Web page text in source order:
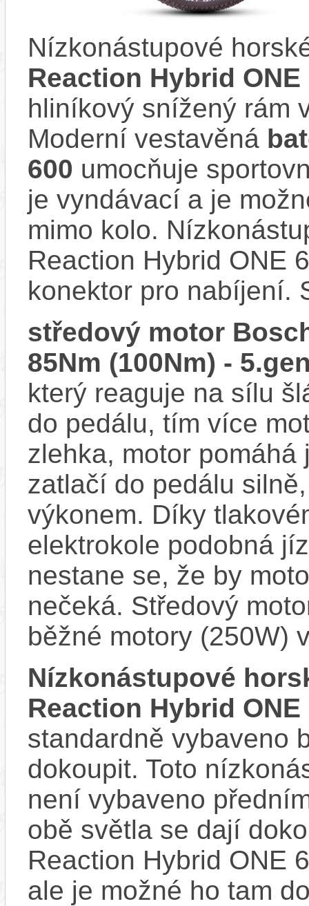
Nízkonástupové
Reaction Hybrid
hliníkový snížený rám
Moderní vestavěná
600 umocňuje
je vyndávací a je
mimo kolo.
Reaction Hybrid ONE
konektor pro nabíjení.
středový motor
85Nm (100Nm) -
který reaguje na sílu
do pedálu, tím více
zlehka, motor
zatlačí do pedálu
výkonem. Díky
elektrokole podobná
nestane se, že by
nečeká. Středový
běžné motory (250W)
Nízkonástupové
Reaction Hybrid
standardně vybaveno
dokoupit. Toto
není vybaveno
obě světla se dají
Reaction Hybrid ONE
ale je možné ho tam